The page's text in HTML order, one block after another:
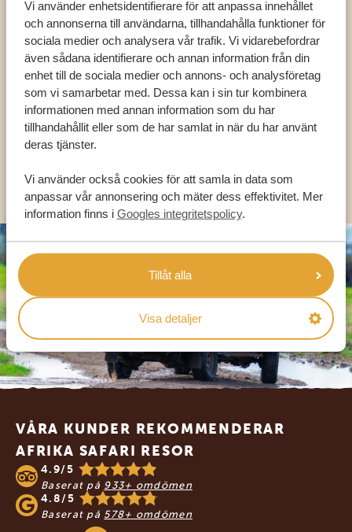
Vi använder enhetsidentifierare för att anpassa innehållet
och annonserna till användarna, tillhandahålla funktioner för
sociala medier och analysera vår trafik. Vi vidarebefordrar
även sådana identifierare och annan information från din
enhet till de sociala medier och annons- och analysföretag
som vi samarbetar med. Dessa kan i sin tur kombinera
informationen med annan information som du har
tillhandahållit eller som de har samlat in när du har använt
deras tjänster.
Vi använder också cookies för att samla in data som
anpassar vår annonsering och mäter dess effektivitet. Mer
information finns i Googles integritetspolicy.
Tillåt alla
Visa detaljer
Ring en av våra experter
VÅRA SPECIALISTER FINNS HÄR FÖR ATT
HJÄLPA DIG
SV:+31 174 788 101
OLIKA LÄNDER
Footer
VÅRA KUNDER REKOMMENDERAR
AFRIKA SAFARI RESOR
4.9/5
Baserat på 933+ omdömen
4.8/5
Baserat på 578+ omdömen